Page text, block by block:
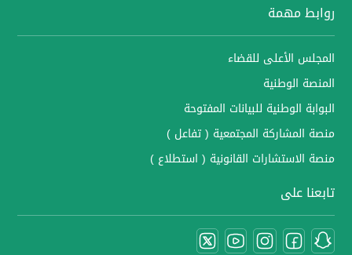
روابط مهمة
المجلس الأعلى للقضاء
المنصة الوطنية
البوابة الوطنية للبيانات المفتوحة
منصة المشاركة المجتمعية ( تفاعل )
منصة الاستشارات القانونية ( استطلاع )
تابعنا على